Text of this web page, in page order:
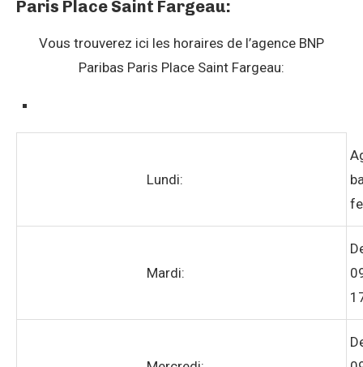
Paris Place Saint Fargeau:
Vous trouverez ici les horaires de l’agence BNP
Paribas Paris Place Saint Fargeau:
Lundi:
Mardi: